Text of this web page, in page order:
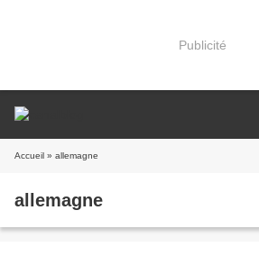
Publicité
Accueil » allemagne
allemagne